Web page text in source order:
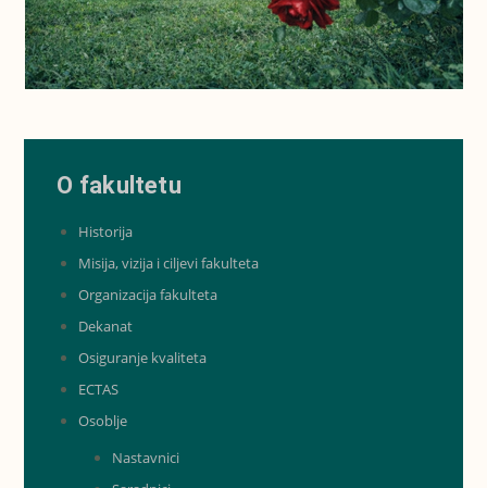
O fakultetu
Historija
Misija, vizija i ciljevi fakulteta
Organizacija fakulteta
Dekanat
Osiguranje kvaliteta
ECTAS
Osoblje
Nastavnici